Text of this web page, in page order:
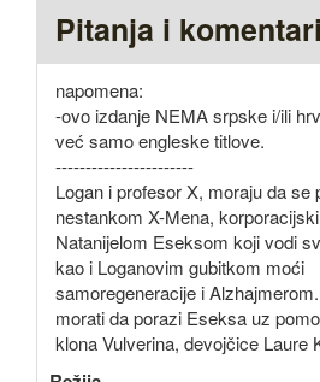
Pitanja i komentari
napomena:
-ovo izdanje NEMA srpske i/ili
već samo engleske titlove.
-----------------------
Logan i profesor X, moraju da se
nestankom X-Mena,
Natanijelom Eseksom koji vodi
kao i Loganovim gubitkom moći
samoregeneracije i
morati da porazi Eseksa uz
klona Vulverina, devojčice Laure